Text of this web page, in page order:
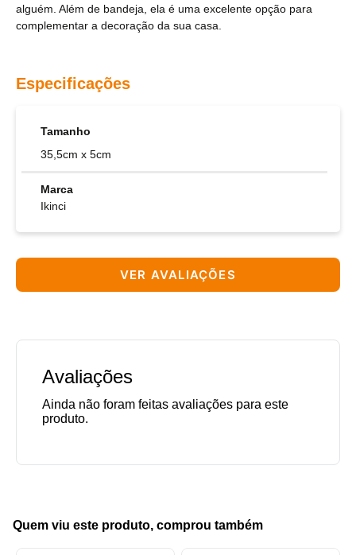
alguém. Além de bandeja, ela é uma excelente opção para
complementar a decoração da sua casa.
Especificações
Tamanho
35,5cm x 5cm
Marca
Ikinci
VER AVALIAÇÕES
Avaliações
Quem viu este produto, comprou também